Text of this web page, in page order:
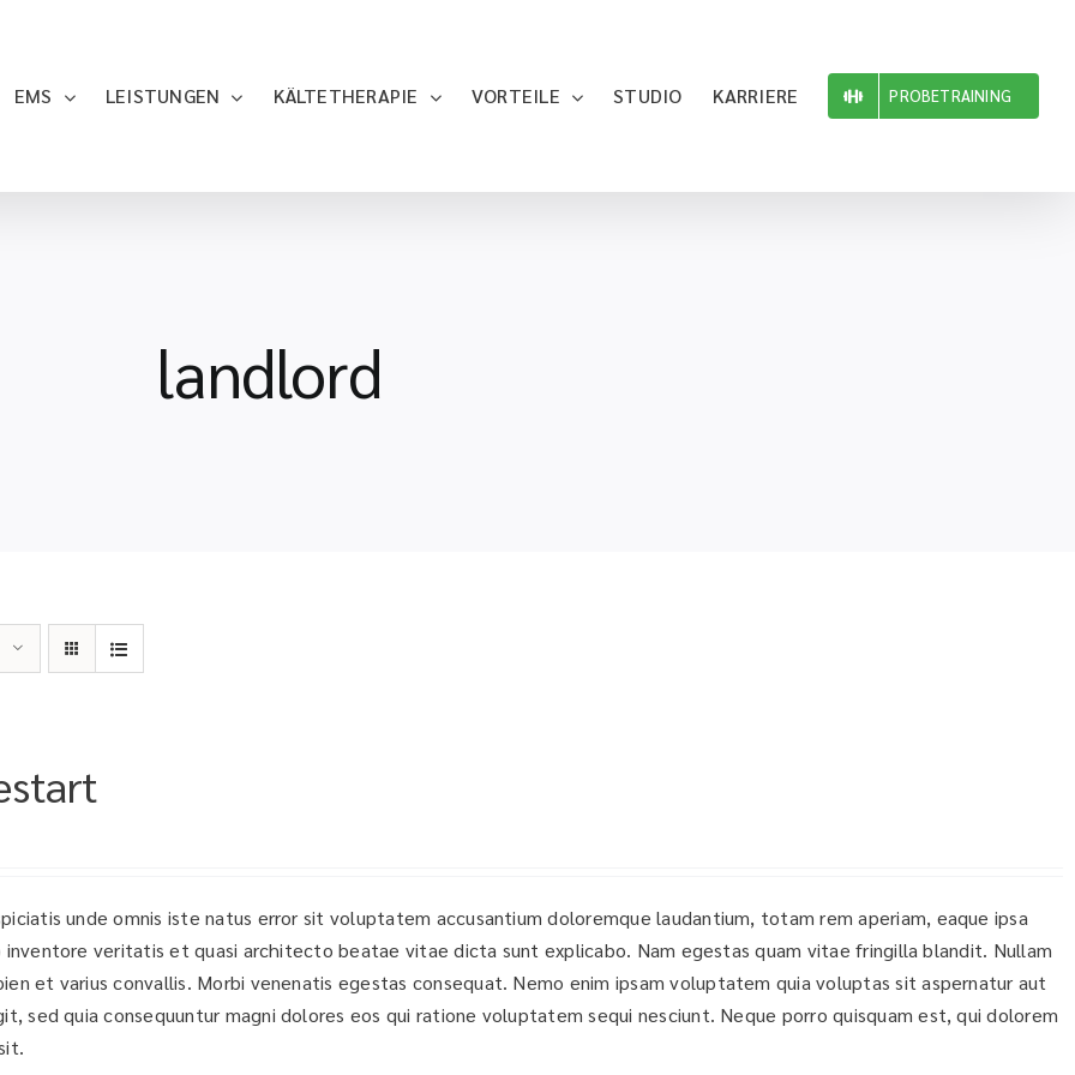
EMS LEISTUNGEN KÄLTETHERAPIE VORTEILE STUDIO KARRIERE PROBETRAINING
landlord
unde omnis iste natus error sit voluptatem accusantium doloremque laudantium, totam rem aperiam, eaque ipsa
inventore veritatis et quasi architecto beatae vitae dicta sunt explicabo. Nam egestas quam vitae fringilla blandit. Nullam
et varius convallis. Morbi venenatis egestas consequat. Nemo enim ipsam voluptatem quia voluptas sit aspernatur aut
sed quia consequuntur magni dolores eos qui ratione voluptatem sequi nesciunt. Neque porro quisquam est, qui dolorem